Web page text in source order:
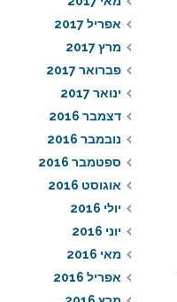
אפריל 2017
מרץ 2017
פברואר 2017
ינואר 2017
דצמבר 2016
נובמבר 2016
ספטמבר 2016
אוגוסט 2016
יולי 2016
יוני 2016
מאי 2016
אפריל 2016